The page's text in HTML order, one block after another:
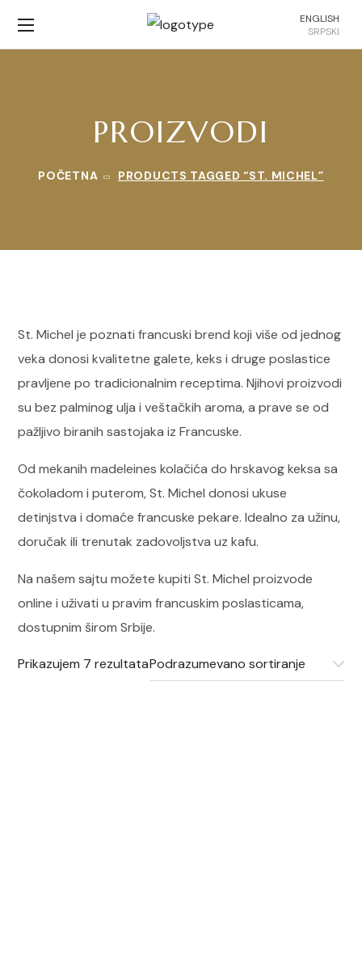
ENGLISH
SRPSKI
PROIZVODI
POČETNA PRODUCTS TAGGED “ST. MICHEL”
St. Michel je poznati francuski brend koji više od jednog
veka donosi kvalitetne galete, keks i druge poslastice
pravljene po tradicionalnim receptima. Njihovi proizvodi
su bez palminog ulja i veštačkih aroma, a prave se od
pažljivo biranih sastojaka iz Francuske.
Od mekanih madeleines kolačića do hrskavog keksa sa
čokoladom i puterom, St. Michel donosi ukuse
detinjstva i domaće francuske pekare. Idealno za užinu,
doručak ili trenutak zadovoljstva uz kafu.
Na našem sajtu možete kupiti St. Michel proizvode
online i uživati u pravim francuskim poslasticama,
dostupnim širom Srbije.
Prikazujem 7 rezultata